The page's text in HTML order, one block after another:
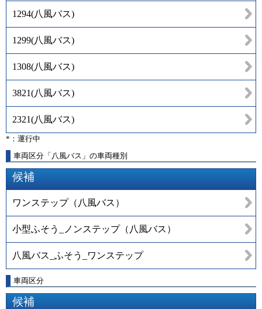
1294(八風バス)
1299(八風バス)
1308(八風バス)
3821(八風バス)
2321(八風バス)
*：運行中
車両区分「八風バス」の車両種別
候補
ワンステップ（八風バス）
小型ふそう_ノンステップ（八風バス）
八風バス_ふそう_ワンステップ
車両区分
候補